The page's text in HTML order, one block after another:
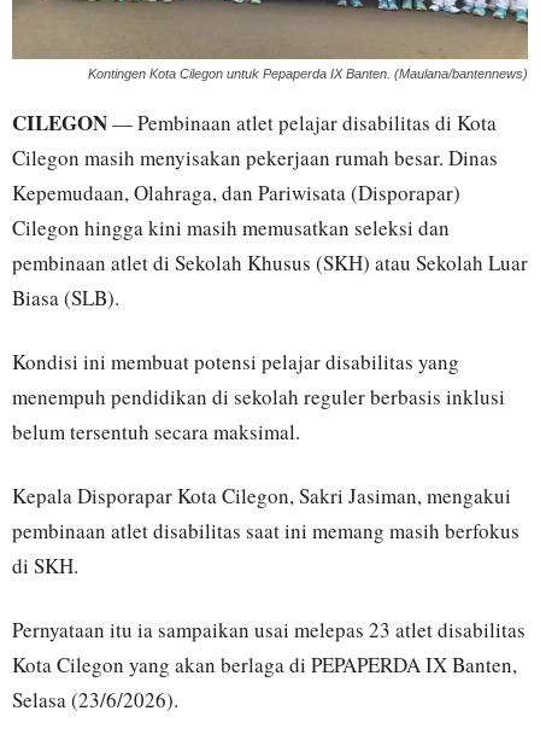
Kontingen Kota Cilegon untuk Pepaperda IX Banten. (Maulana/bantennews)
CILEGON— Pembinaan atlet pelajar disabilitas di Kota
Cilegon masih menyisakan pekerjaan rumah besar. Dinas
Kepemudaan, Olahraga, dan Pariwisata (Disporapar)
Cilegon hingga kini masih memusatkan seleksi dan
pembinaan atlet di Sekolah Khusus (SKH) atau Sekolah Luar
Biasa (SLB).
Kondisi ini membuat potensi pelajar disabilitas yang
menempuh pendidikan di sekolah reguler berbasis inklusi
belum tersentuh secara maksimal.
Kepala Disporapar Kota Cilegon, Sakri Jasiman, mengakui
pembinaan atlet disabilitas saat ini memang masih berfokus
di SKH.
Pernyataan itu ia sampaikan usai melepas 23 atlet disabilitas
Kota Cilegon yang akan berlaga di PEPAPERDA IX Banten,
Selasa (23/6/2026).